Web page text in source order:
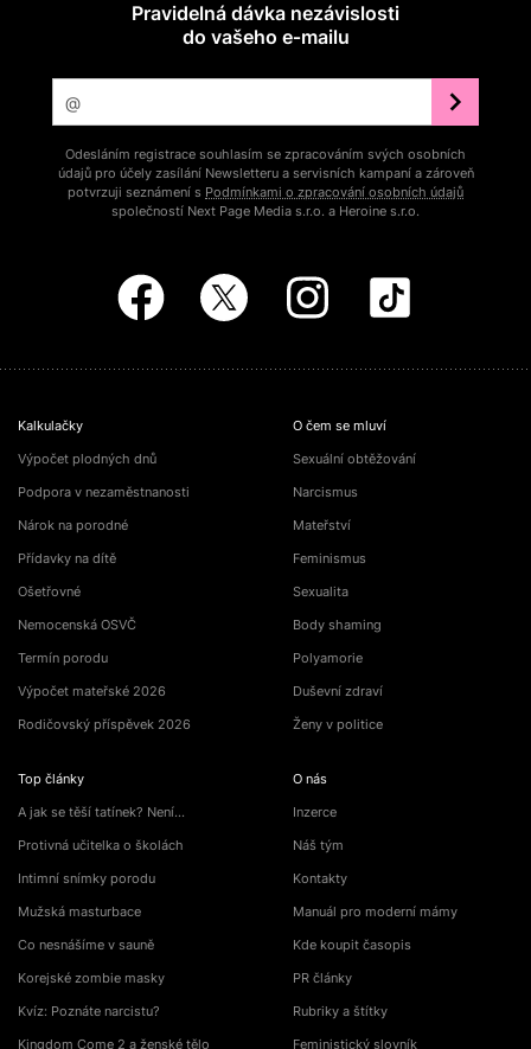
Pravidelná dávka nezávislosti
do vašeho e‑mailu
Odesláním registrace souhlasím se zpracováním svých osobních
údajů pro účely zasílání Newsletteru a servisních kampaní a zároveň
potvrzuji seznámení s Podmínkami o zpracování osobních údajů
společností Next Page Media s.r.o. a Heroine s.r.o.
Kalkulačky
Výpočet plodných dnů
Podpora v nezaměstnanosti
Nárok na porodné
Přídavky na dítě
Ošetřovné
Nemocenská OSVČ
Termín porodu
Výpočet mateřské 2026
Rodičovský příspěvek 2026
Top články
A jak se těší tatínek? Není…
Protivná učitelka o školách
Intimní snímky porodu
Mužská masturbace
Co nesnášíme v sauně
Korejské zombie masky
Kvíz: Poznáte narcistu?
Kingdom Come 2 a ženské tělo
O čem se mluví
Sexuální obtěžování
Narcismus
Mateřství
Feminismus
Sexualita
Body shaming
Polyamorie
Duševní zdraví
Ženy v politice
O nás
Inzerce
Náš tým
Kontakty
Manuál pro moderní mámy
Kde koupit časopis
PR články
Rubriky a štítky
Feministický slovník